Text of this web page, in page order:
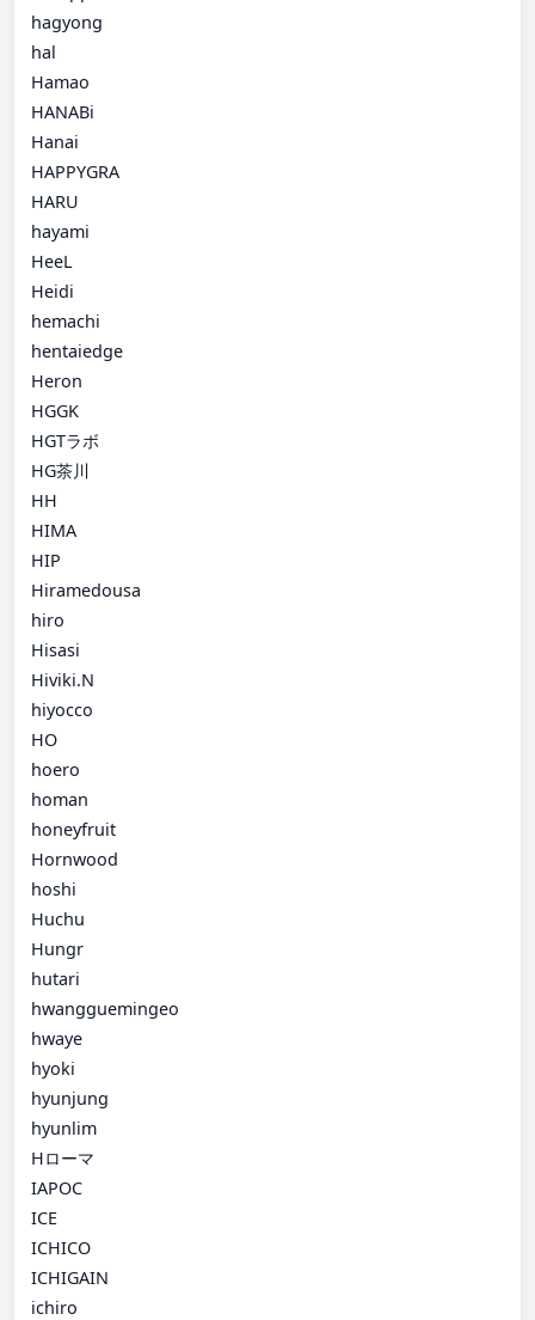
hagyong
hal
Hamao
HANABi
Hanai
HAPPYGRA
HARU
hayami
HeeL
Heidi
hemachi
hentaiedge
Heron
HGGK
HGTラボ
HG茶川
HH
HIMA
HIP
Hiramedousa
hiro
Hisasi
Hiviki.N
hiyocco
HO
hoero
homan
honeyfruit
Hornwood
hoshi
Huchu
Hungr
hutari
hwangguemingeo
hwaye
hyoki
hyunjung
hyunlim
Hローマ
IAPOC
ICE
ICHICO
ICHIGAIN
ichiro